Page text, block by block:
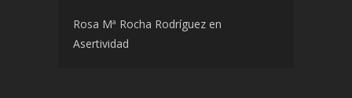
Rosa Mª Rocha Rodríguez en
Asertividad